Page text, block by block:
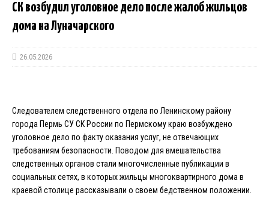
СК возбудил уголовное дело после жалоб жильцов
дома на Луначарского
26.05.2026
Следователем следственного отдела по Ленинскому району
города Пермь СУ СК России по Пермскому краю возбуждено
уголовное дело по факту оказания услуг, не отвечающих
требованиям безопасности. Поводом для вмешательства
следственных органов стали многочисленные публикации в
социальных сетях, в которых жильцы многоквартирного дома в
краевой столице рассказывали о своем бедственном положении.